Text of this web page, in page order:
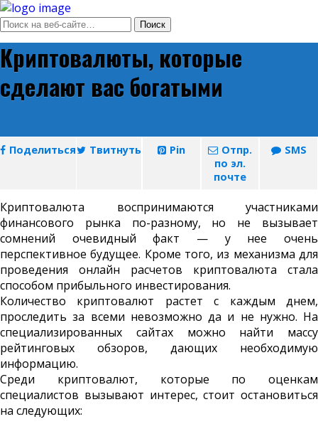
Криптовалюты, которые
сделают вас богатыми
Поделиться Твитнуть Pin
Отпр.
по эл.
почте
SMS
Криптовалюта воспринимаются участниками
финансового рынка по-разному, но не вызывает
сомнений очевидный факт — у нее очень
перспективное будущее. Кроме того, из механизма для
проведения онлайн расчетов криптовалюта стала
способом прибыльного инвестирования.
Количество криптовалют растет с каждым днем,
проследить за всеми невозможно да и не нужно. На
специализированных сайтах можно найти массу
рейтинговых обзоров, дающих необходимую
информацию.
Среди криптовалют, которые по оценкам
специалистов вызывают интерес, стоит остановиться
на следующих: